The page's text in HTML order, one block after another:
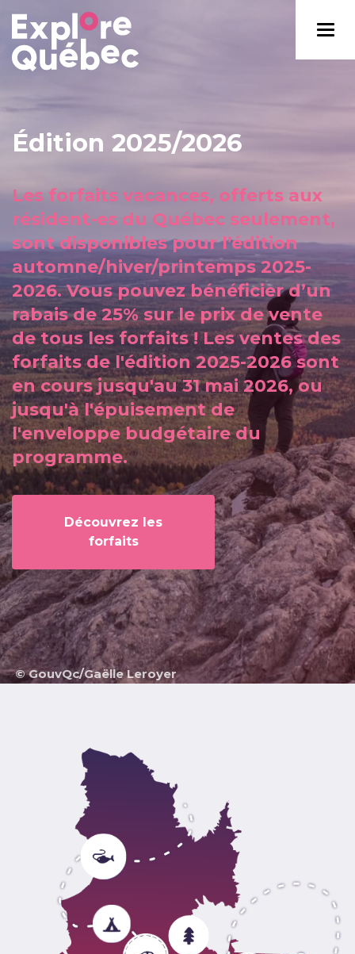
Édition 2025/2026
Les forfaits vacances, offerts aux
résident-es du Québec seulement,
sont disponibles pour l’édition
automne/hiver/printemps 2025-
2026. Vous pouvez bénéficier d’un
rabais de 25% sur le prix de vente
de tous les forfaits ! Les ventes des
forfaits de l'édition 2025-2026 sont
en cours jusqu'au 31 mai 2026, ou
jusqu'à l'épuisement de
l'enveloppe budgétaire du
programme.
Découvrez les
forfaits
© GouvQc/Gaëlle Leroyer